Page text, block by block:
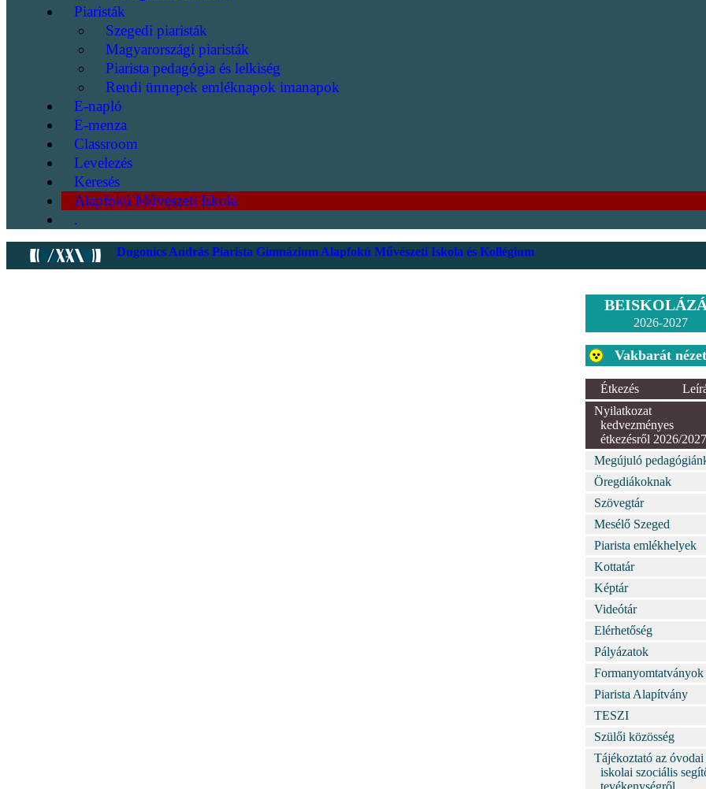
Piaristák
Szegedi piaristák
Magyarországi piaristák
Piarista pedagógia és lelkiség
Rendi ünnepek emléknapok imanapok
E-napló
E-menza
Classroom
Levelezés
Keresés
Alapfokú Művészeti Iskola
.
Dugonics András Piarista Gimnázium Alapfokú Művészeti Iskola és Kollégium
2026-2027
Vakbarát nézet
Étkezés
Nyilatkozat
kedvezményes
étkezésről 2026/2027
Megújuló
Öregdiákoknak
Szövegtár
Mesélő Szeged
Piarista emlékhelyek
Kottatár
Képtár
Videótár
Elérhetőség
Pályázatok
Formanyomtatványok
Piarista Alapítvány
TESZI
Szülői közösség
Tájékoztató az óvodai
iskolai szociális
tevékenységről